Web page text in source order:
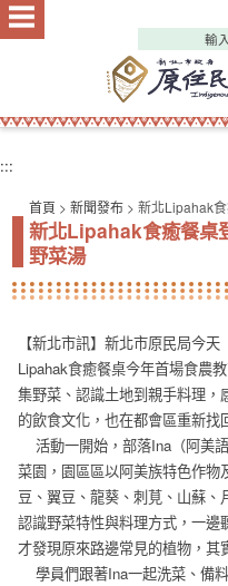
:::
:::
首頁 >新聞發布 > 新北Lipahak
新北Lipahak食癒餐桌
野菜湯
【新北市訊】新北市原民局今
Lipahak食癒餐桌今年首場食農
集野菜、認識土地到親手料理，
的飲食文化，也在都會區重新找
活動一開始，部落Ina（阿美
菜園，園區區以阿美族特色作
豆、翼豆、龍葵、刺莧、山蘇
認識野菜特性與料理方式，一邊
才發現原來路邊常見的植物，其
學員們跟著Ina一起洗菜、備